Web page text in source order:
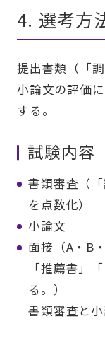
4. 選考方
提出書類（「
小論文の評価
する。
試験内容
書類審査（
を点数化）
小論文
面接（A・B
「推薦書」
る。）
書類審査と